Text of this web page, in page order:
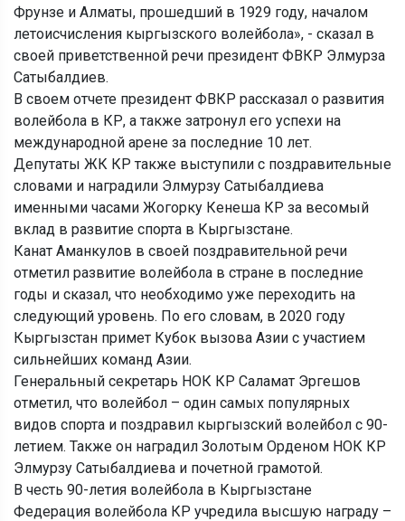
Фрунзе и Алматы, прошедший в 1929 году, началом
летоисчисления кыргызского волейбола», - сказал в
своей приветственной речи президент ФВКР Элмурза
Сатыбалдиев.
В своем отчете президент ФВКР рассказал о развития
волейбола в КР, а также затронул его успехи на
международной арене за последние 10 лет.
Депутаты ЖК КР также выступили с поздравительные
словами и наградили Элмурзу Сатыбалдиева
именными часами Жогорку Кенеша КР за весомый
вклад в развитие спорта в Кыргызстане.
Канат Аманкулов в своей поздравительной речи
отметил развитие волейбола в стране в последние
годы и сказал, что необходимо уже переходить на
следующий уровень. По его словам, в 2020 году
Кыргызстан примет Кубок вызова Азии с участием
сильнейших команд Азии.
Генеральный секретарь НОК КР Саламат Эргешов
отметил, что волейбол – один самых популярных
видов спорта и поздравил кыргызский волейбол с 90-
летием. Также он наградил Золотым Орденом НОК КР
Элмурзу Сатыбалдиева и почетной грамотой.
В честь 90-летия волейбола в Кыргызстане
Федерация волейбола КР учредила высшую награду –